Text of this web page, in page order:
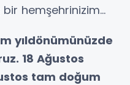
hemşehrinizim...
yıldönümünüzde
18 Ağustos
tam doğum